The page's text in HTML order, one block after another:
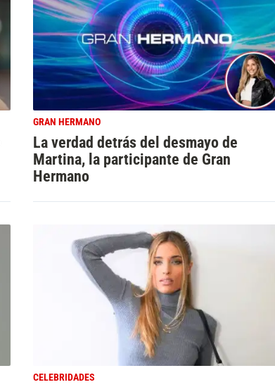
GRAN HERMANO
La verdad detrás del desmayo de
Martina, la participante de Gran
Hermano
CELEBRIDADES